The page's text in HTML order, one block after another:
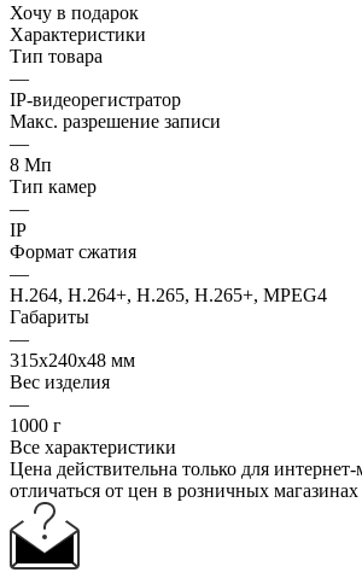
Хочу в подарок
Характеристики
Тип товара
—
IP-видеорегистратор
Макс. разрешение записи
—
8 Мп
Тип камер
—
IP
Формат сжатия
—
H.264, H.264+, H.265, H.265+, MPEG4
Габариты
—
315x240x48 мм
Вес изделия
—
1000 г
Все характеристики
Цена действительна только для
отличаться от цен в розничных магазинах